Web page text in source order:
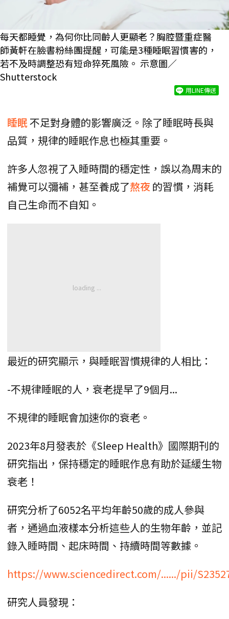
每天都睡覺，為何你比同齡人更顯老？胸腔暨重症醫
師黃軒在臉書粉絲團提醒，可能是3種睡眠習慣害的，
若不及時調整恐有短命猝死風險。 示意圖／
Shutterstock
用LINE傳送
睡眠不足對身體的影響廣泛。除了睡眠時長與
品質，規律的睡眠作息也極其重要。
許多人忽視了入睡時間的穩定性，誤以為周末的
補覺可以彌補，甚至養成了熬夜的習慣，消耗
自己生命而不自知。
最近的研究顯示，與睡眠習慣規律的人相比：
-不規律睡眠的人，衰老提早了9個月...
不規律的睡眠會加速你的衰老。
2023年8月發表於《Sleep Health》國際期刊的
研究指出，保持穩定的睡眠作息有助於延緩生物
衰老！
研究分析了6052名平均年齡50歲的成人參與
者，通過血液樣本分析這些人的生物年齡，並記
錄入睡時間、起床時間、持續時間等數據。
https://www.sciencedirect.com/....../pii/
研究人員發現：